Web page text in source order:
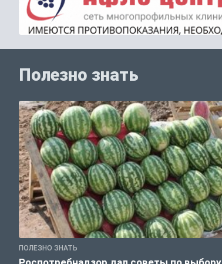
Полезно знать
ПОЛЕЗНО ЗНАТЬ